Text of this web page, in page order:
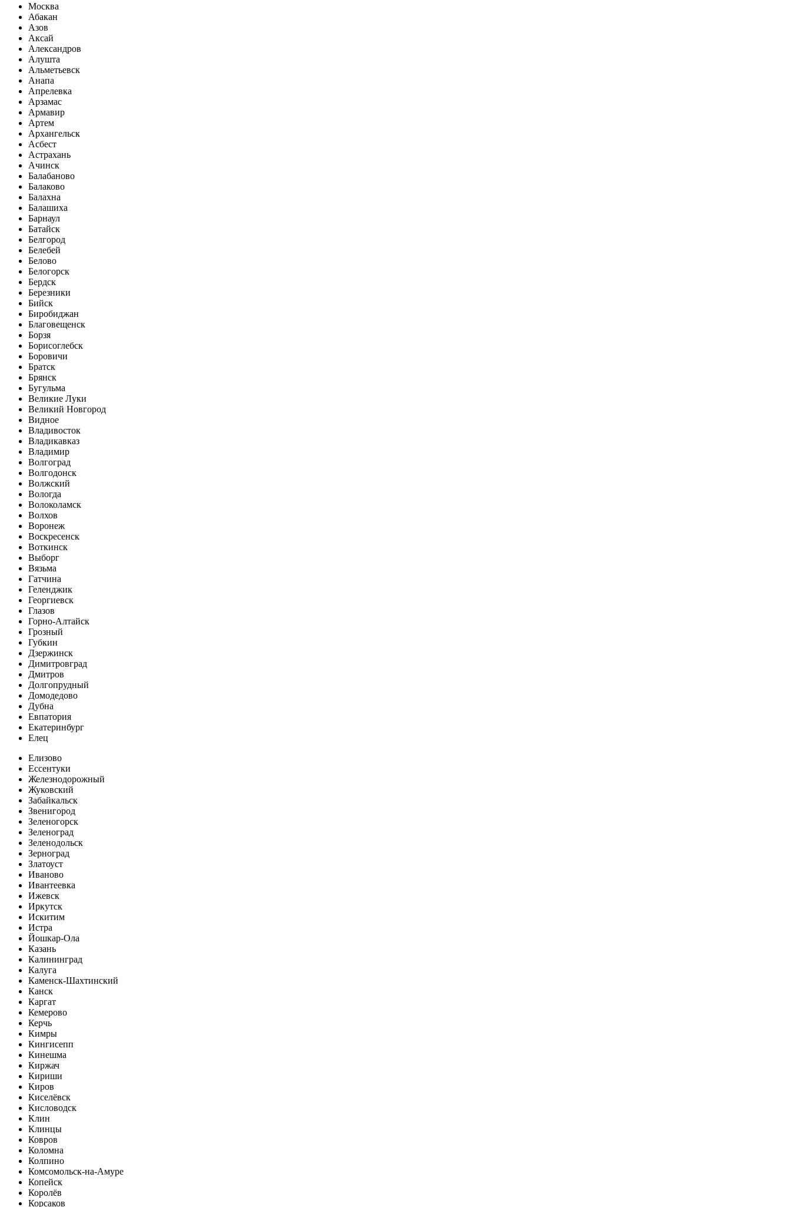
Москва
Абакан
Азов
Аксай
Александров
Алушта
Альметьевск
Анапа
Апрелевка
Арзамас
Армавир
Артем
Архангельск
Асбест
Астрахань
Ачинск
Балабаново
Балаково
Балахна
Балашиха
Барнаул
Батайск
Белгород
Белебей
Белово
Белогорск
Бердск
Березники
Бийск
Биробиджан
Благовещенск
Борзя
Борисоглебск
Боровичи
Братск
Брянск
Бугульма
Великие Луки
Великий Новгород
Видное
Владивосток
Владикавказ
Владимир
Волгоград
Волгодонск
Волжский
Вологда
Волоколамск
Волхов
Воронеж
Воскресенск
Воткинск
Выборг
Вязьма
Гатчина
Геленджик
Георгиевск
Глазов
Горно-Алтайск
Грозный
Губкин
Дзержинск
Димитровград
Дмитров
Долгопрудный
Домодедово
Дубна
Евпатория
Екатеринбург
Елец
Елизово
Ессентуки
Железнодорожный
Жуковский
Забайкальск
Звенигород
Зеленогорск
Зеленоград
Зеленодольск
Зерноград
Златоуст
Иваново
Ивантеевка
Ижевск
Иркутск
Искитим
Истра
Йошкар-Ола
Казань
Калининград
Калуга
Каменск-Шахтинский
Канск
Каргат
Кемерово
Керчь
Кимры
Кингисепп
Кинешма
Киржач
Кириши
Киров
Киселёвск
Кисловодск
Клин
Клинцы
Ковров
Коломна
Колпино
Комсомольск-на-Амуре
Копейск
Королёв
Корсаков